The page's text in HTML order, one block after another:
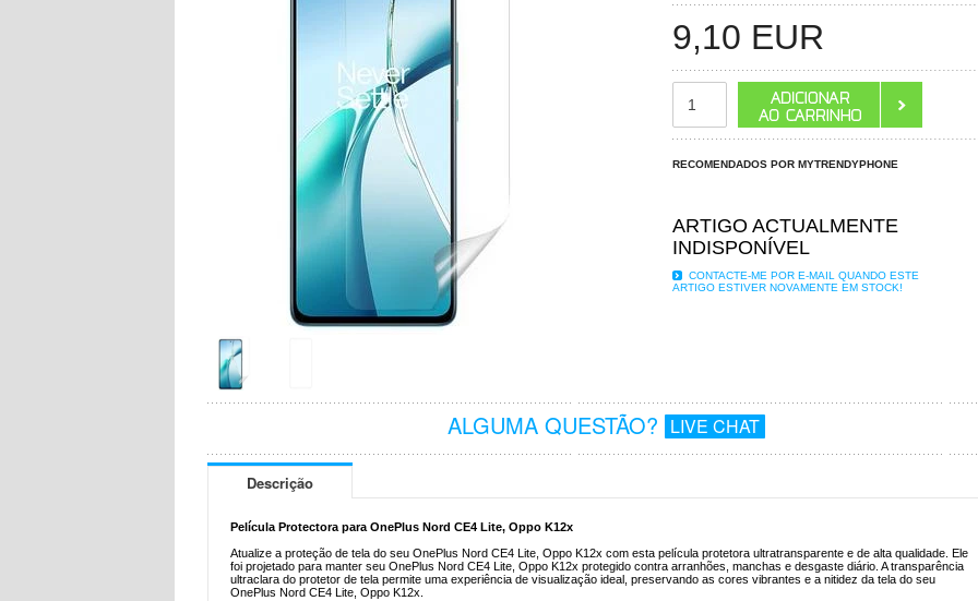
9,10 EUR
RECOMENDADOS POR MYTRENDYPHONE
ARTIGO ACTUALMENTE
INDISPONÍVEL
CONTACTE-ME POR E-MAIL QUANDO ESTE
ARTIGO ESTIVER NOVAMENTE EM STOCK!
ALGUMA QUESTÃO? LIVE CHAT
Descrição
Película Protectora para OnePlus Nord CE4 Lite, Oppo K12x
Atualize a proteção de tela do seu OnePlus Nord CE4 Lite, Oppo K12x com esta película protetora ultratransparente e de alta qualidade. Ele
foi projetado para manter seu OnePlus Nord CE4 Lite, Oppo K12x protegido contra arranhões, manchas e desgaste diário. A transparência
ultraclara do protetor de tela permite uma experiência de visualização ideal, preservando as cores vibrantes e a nitidez da tela do seu
OnePlus Nord CE4 Lite, Oppo K12x.